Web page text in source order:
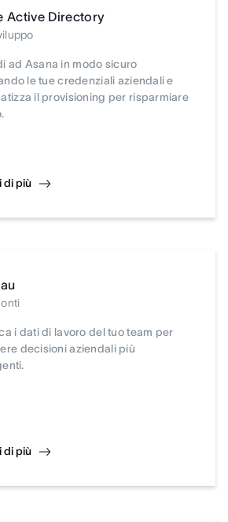
Active Directory
ad Asana in modo sicuro
le tue credenziali aziendali e
il provisioning per risparmiare
di più
i dati di lavoro del tuo team per
decisioni aziendali più
di più